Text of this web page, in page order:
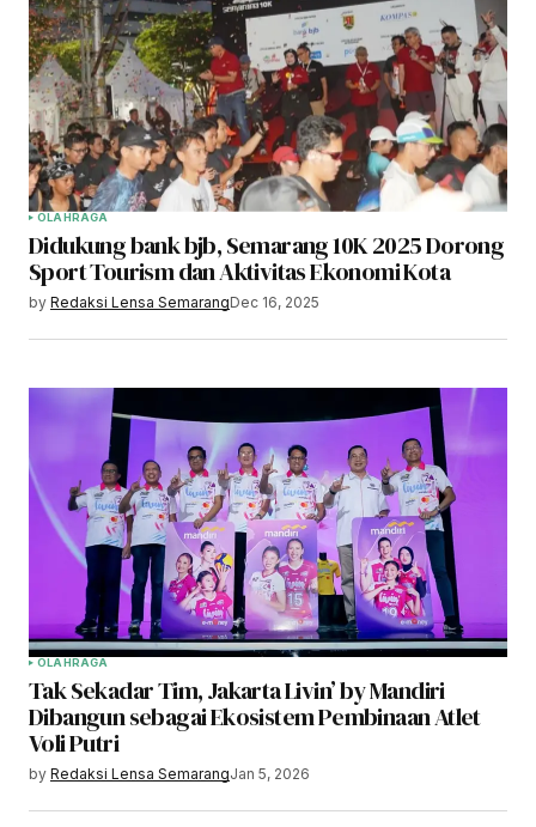
OLAHRAGA
Didukung bank bjb, Semarang 10K 2025 Dorong
Sport Tourism dan Aktivitas Ekonomi Kota
by Redaksi Lensa SemarangDec 16, 2025
OLAHRAGA
Tak Sekadar Tim, Jakarta Livin’ by Mandiri
Dibangun sebagai Ekosistem Pembinaan Atlet
Voli Putri
by Redaksi Lensa SemarangJan 5, 2026